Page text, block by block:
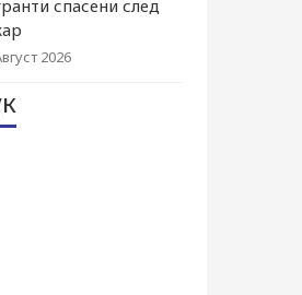
спасени след
2026